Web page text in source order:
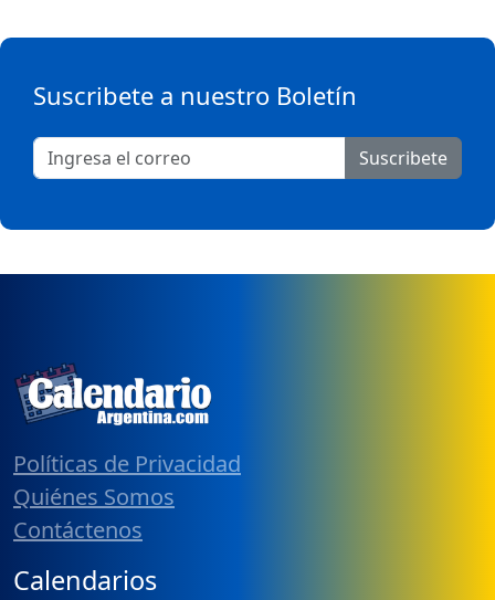
Suscribete a nuestro Boletín
Suscribete
Políticas de Privacidad
Quiénes Somos
Contáctenos
Calendarios